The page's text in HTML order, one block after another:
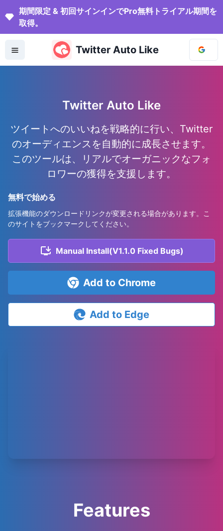
期間限定 & 初回サインインでPro無料トライアル期間を
取得。
Twitter Auto Like
Twitter Auto Like
ツイートへのいいねを戦略的に行い、Twitter
のオーディエンスを自動的に成長させます。
このツールは、リアルでオーガニックなフォ
ロワーの獲得を支援します。
無料で始める
拡張機能のダウンロードリンクが変更される場合があります。こ
のサイトをブックマークしてください。
Manual Install(V1.1.0 Fixed Bugs)
Add to Chrome
Add to Edge
Features